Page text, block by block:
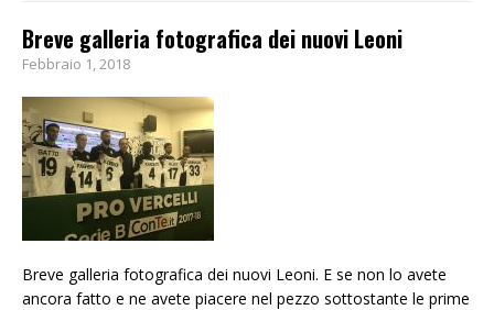
Breve galleria fotografica dei nuovi Leoni
Febbraio 1, 2018
Breve galleria fotografica dei nuovi Leoni. E se non lo avete
ancora fatto e ne avete piacere nel pezzo sottostante le prime